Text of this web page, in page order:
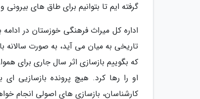
گرفته ایم تا بتوانیم برای طاق های
اداره کل میراث فرهنگی خوزستان در
تاریخی به میان می آید، به صورت
که بگوییم بازسازی اثر سال جاری برای
او را رها کرد. هیچ پرونده بازسازیی
کارشناسان، بازسازی های اصولی انجام